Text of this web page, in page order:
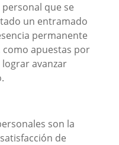
personal que se
un entramado
permanente
como apuestas por
avanzar
son la
de